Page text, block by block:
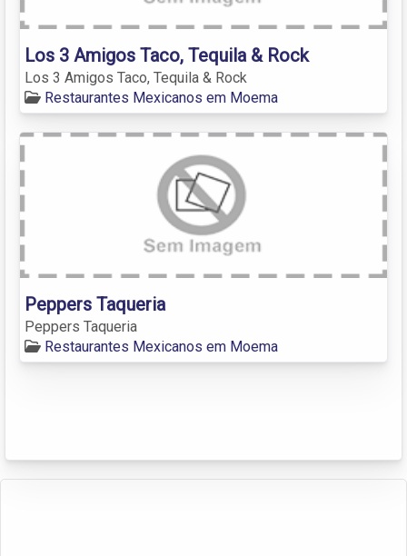
Los 3 Amigos Taco, Tequila & Rock
Los 3 Amigos Taco, Tequila & Rock
Restaurantes Mexicanos em Moema
Peppers Taqueria
Peppers Taqueria
Restaurantes Mexicanos em Moema